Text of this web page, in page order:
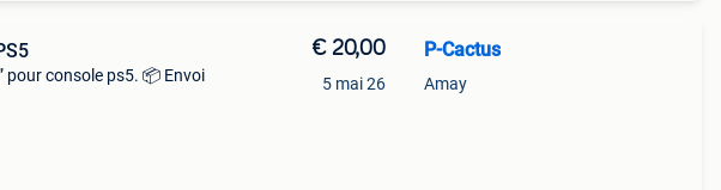
pour console ps5. 📦 Envoi
€ 20,00
5 mai 26
P-Cactus
Amay